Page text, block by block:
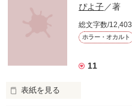
るAI搭載のアンドロイドが溢
人間も、人間同士よりもアン
栄せず絶滅危機に瀕していた。
を死から守り、珠樹の子ども
──Always with you──
自分だけの、理想の彼氏。
…の、はずだった。
ぴよ子／著
総文字数/12,403
ホラー・オカルト
11
表紙を見る